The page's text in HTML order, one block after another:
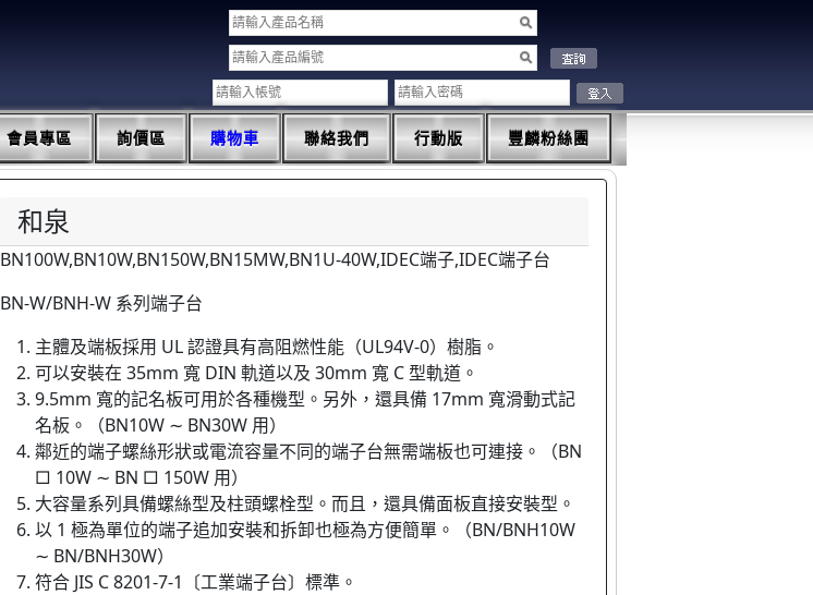
會員專區 詢價區 購物車 聯絡我們 行動版 豐麟粉絲團
和泉
BN100W,BN10W,BN150W,BN15MW,BN1U-40W,IDEC端子,IDEC端子台
BN-W/BNH-W 系列端子台
主體及端板採用 UL 認證具有高阻燃性能（UL94V-0）樹脂。
可以安裝在 35mm 寬 DIN 軌道以及 30mm 寬 C 型軌道。
9.5mm 寬的記名板可用於各種機型。另外，還具備 17mm 寬滑動式記
名板。（BN10W ∼ BN30W 用）
鄰近的端子螺絲形狀或電流容量不同的端子台無需端板也可連接。（BN
□ 10W ∼ BN □ 150W 用）
大容量系列具備螺絲型及柱頭螺栓型。而且，還具備面板直接安裝型。
以 1 極為單位的端子追加安裝和拆卸也極為方便簡單。（BN/BNH10W
∼ BN/BNH30W）
符合 JIS C 8201-7-1〔工業端子台〕標準。